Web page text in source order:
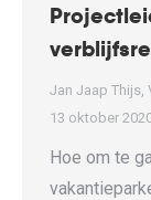
Jan Jaap Thijs,
13 oktober
Hoe om te